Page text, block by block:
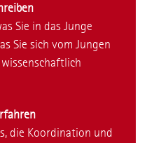
Sie in das Junge
Sie sich vom Jungen
die Koordination und